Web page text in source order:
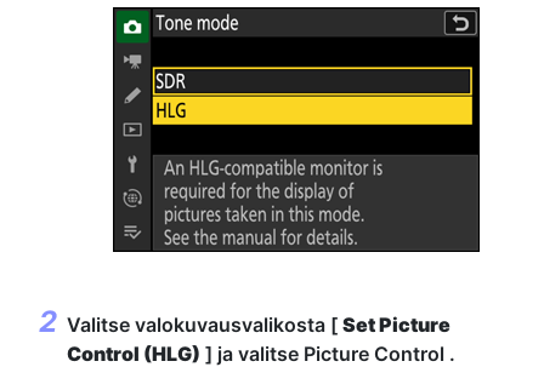
Valitse valokuvausvalikosta [ Set Picture
Control (HLG) ] ja valitse Picture Control .